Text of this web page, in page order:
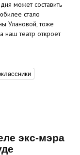
может составить
стало
Улановой, тоже
наш театр откроет
экс-мэра